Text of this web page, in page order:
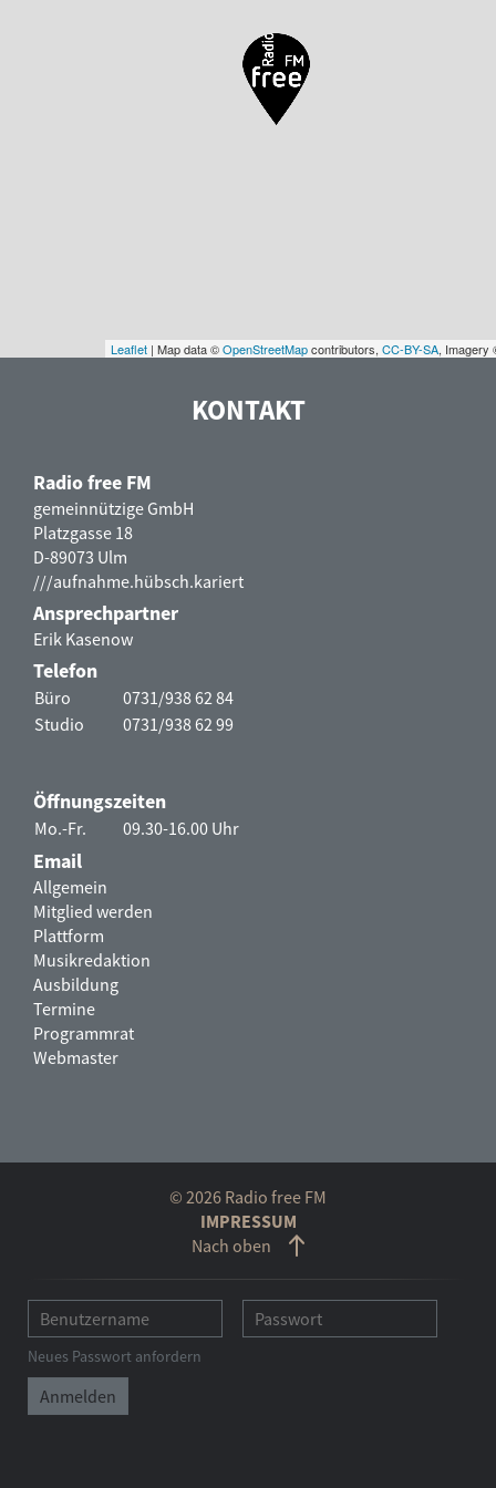
Leaflet | Map data ©OpenStreetMapcontributors, CC-BY-SA,
KONTAKT
Radio free FM
gemeinnützige GmbH
Platzgasse 18
D-89073 Ulm
///aufnahme.hübsch.kariert
Ansprechpartner
Erik Kasenow
Telefon
Büro
0731/938 62 84
Studio
0731/938 62 99
Öffnungszeiten
Mo.-Fr. 09.30-16.00 Uhr
Email
Allgemein
Mitglied werden
Plattform
Musikredaktion
Ausbildung
Termine
Programmrat
Webmaster
© 2026 Radio free FM
IMPRESSUM
Nach oben
Neues Passwort anfordern